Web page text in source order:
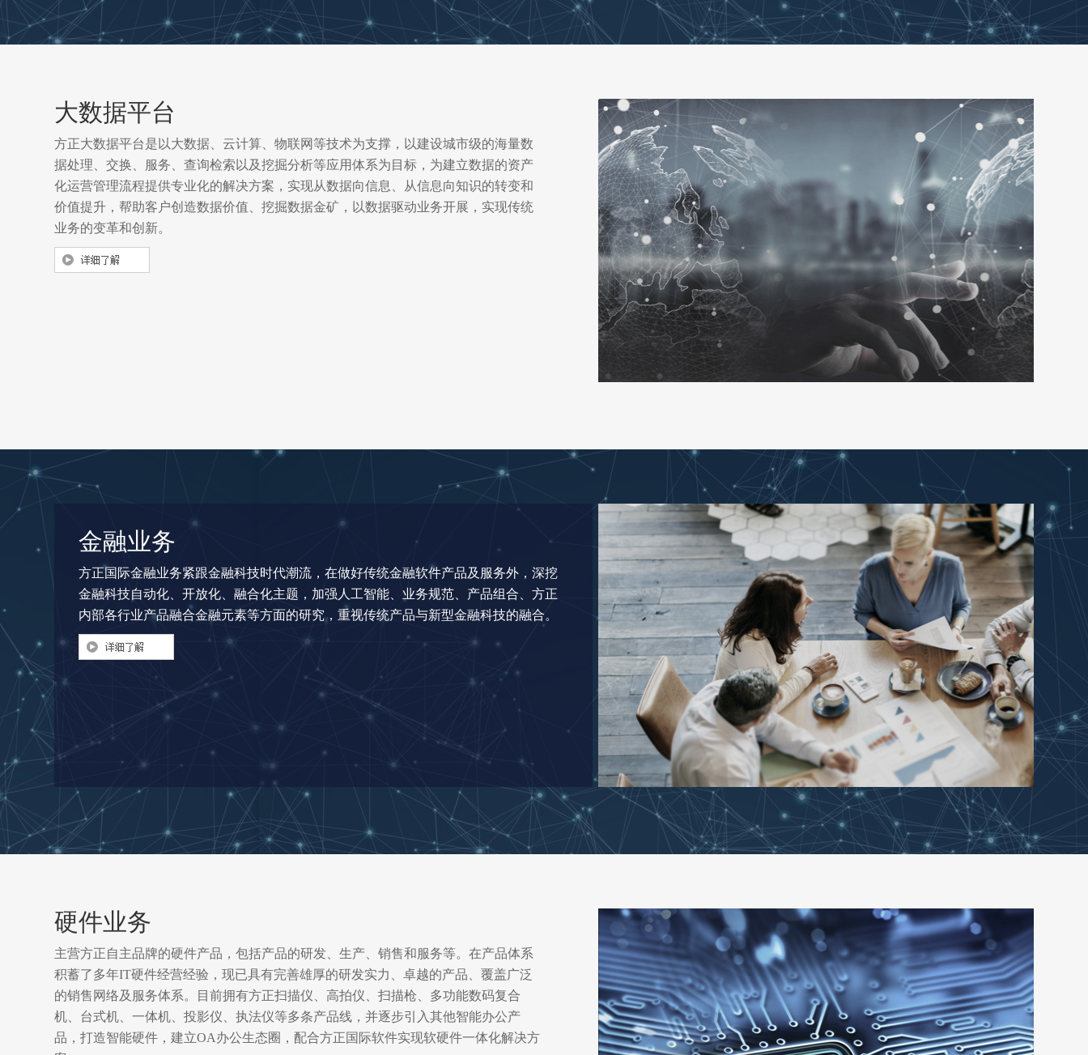
大数据平台
方正大数据平台是以大数据、云计算、物联网等技术为支撑，以建设城市级的海量数
据处理、交换、服务、查询检索以及挖掘分析等应用体系为目标，为建立数据的资产
化运营管理流程提供专业化的解决方案，实现从数据向信息、从信息向知识的转变和
价值提升，帮助客户创造数据价值、挖掘数据金矿，以数据驱动业务开展，实现传统
业务的变革和创新。
金融业务
方正国际金融业务紧跟金融科技时代潮流，在做好传统金融软件产品及服务外，深挖
金融科技自动化、开放化、融合化主题，加强人工智能、业务规范、产品组合、方正
内部各行业产品融合金融元素等方面的研究，重视传统产品与新型金融科技的融合。
硬件业务
主营方正自主品牌的硬件产品，包括产品的研发、生产、销售和服务等。在产品体系
积蓄了多年IT硬件经营经验，现已具有完善雄厚的研发实力、卓越的产品、覆盖广泛
的销售网络及服务体系。目前拥有方正扫描仪、高拍仪、扫描枪、多功能数码复合
机、台式机、一体机、投影仪、执法仪等多条产品线，并逐步引入其他智能办公产
品，打造智能硬件，建立OA办公生态圈，配合方正国际软件实现软硬件一体化解决方